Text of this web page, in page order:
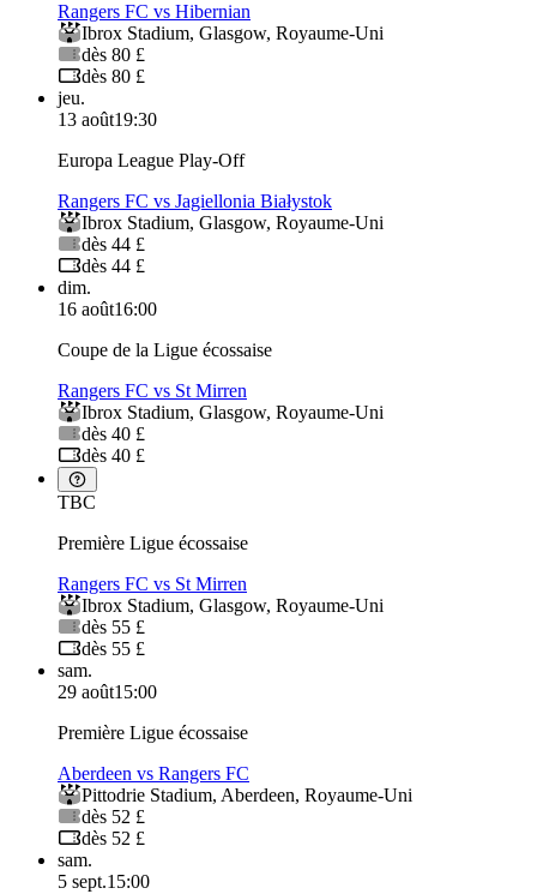
Rangers FC vs Hibernian
Ibrox Stadium, Glasgow, Royaume-Uni
dès 80 £
dès 80 £
jeu.
13 août19:30
Europa League Play-Off
Rangers FC vs Jagiellonia Białystok
Ibrox Stadium, Glasgow, Royaume-Uni
dès 44 £
dès 44 £
dim.
16 août16:00
Coupe de la Ligue écossaise
Rangers FC vs St Mirren
Ibrox Stadium, Glasgow, Royaume-Uni
dès 40 £
dès 40 £
TBC
Première Ligue écossaise
Rangers FC vs St Mirren
Ibrox Stadium, Glasgow, Royaume-Uni
dès 55 £
dès 55 £
sam.
29 août15:00
Première Ligue écossaise
Aberdeen vs Rangers FC
Pittodrie Stadium, Aberdeen, Royaume-Uni
dès 52 £
dès 52 £
sam.
5 sept.15:00